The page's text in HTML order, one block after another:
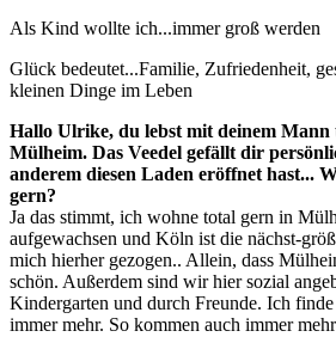
Als Kind wollte ich...immer groß werden
Glück bedeutet...Familie, Zufriedenheit,
kleinen Dinge im Leben
Hallo Ulrike, du lebst mit deinem
Mülheim. Das Veedel gefällt dir
anderem diesen Laden eröffnet hast...
gern?
Ja das stimmt, ich wohne total gern in
aufgewachsen und Köln ist die nächst-
mich hierher gezogen.. Allein, dass
schön. Außerdem sind wir hier sozial
Kindergarten und durch Freunde. Ich
immer mehr. So kommen auch immer